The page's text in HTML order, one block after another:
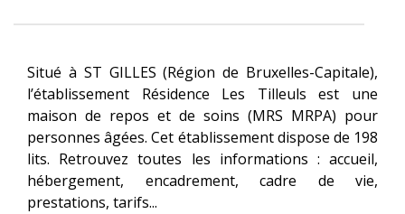
Situé à ST GILLES (Région de Bruxelles-Capitale),
l’établissement Résidence Les Tilleuls est une
maison de repos et de soins (MRS MRPA) pour
personnes âgées. Cet établissement dispose de 198
lits. Retrouvez toutes les informations : accueil,
hébergement, encadrement, cadre de vie,
prestations, tarifs...